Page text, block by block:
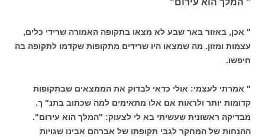
" המלך הוא עירום"
" אכן, באזור באר שבע לא מצאו בתקופה האמורה שרידי כלים,
עצמות ומזון. מה שמצאו היו שרידים מתקופות שקדמו לתקופה בה
חיפשו.
" אמרתי לעצמי: אולי כדאי לבדוק את הממצאים שבתקופות
קדומות יותר ולראות אם אלו מתאימים למה שכתוב בתנ" ך.
מבדיקה ראשונית שעשיתי בא לי לצעוק: "המלך הוא עירום".
ההנחות של המחקר לגבי תקופתו של אברהם אבינו שגויות